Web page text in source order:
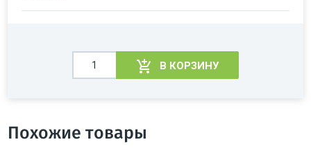
В КОРЗИНУ
Похожие товары